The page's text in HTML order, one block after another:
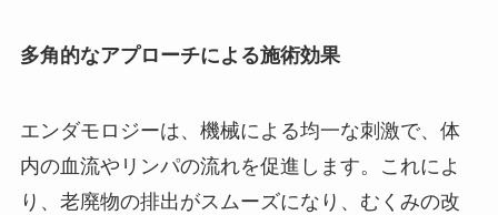
多角的なアプローチによる施術効果
エンダモロジーは、機械による均一な刺激で、体
内の血流やリンパの流れを促進します。これによ
り、老廃物の排出がスムーズになり、むくみの改